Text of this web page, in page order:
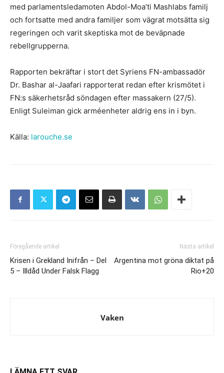
med parlamentsledamoten Abdol-Moa’ti Mashlabs familj
och fortsatte med andra familjer som vägrat motsätta sig
regeringen och varit skeptiska mot de beväpnade
rebellgrupperna.
Rapporten bekräftar i stort det Syriens FN-ambassadör
Dr. Bashar al-Jaafari rapporterat redan efter krismötet i
FN:s säkerhetsråd söndagen efter massakern (27/5).
Enligt Suleiman gick arméenheter aldrig ens in i byn.
Källa: larouche.se
Föregående artikel
Krisen i Grekland Inifrån – Del
5 – Illdåd Under Falsk Flagg
Nästa artikel
Argentina mot gröna diktat på
Rio+20
Vaken